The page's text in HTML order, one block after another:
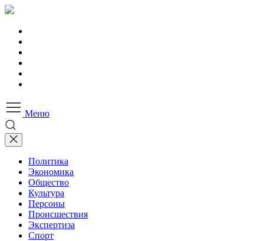
Меню
Политика
Экономика
Общество
Культура
Персоны
Происшествия
Экспертиза
Спорт